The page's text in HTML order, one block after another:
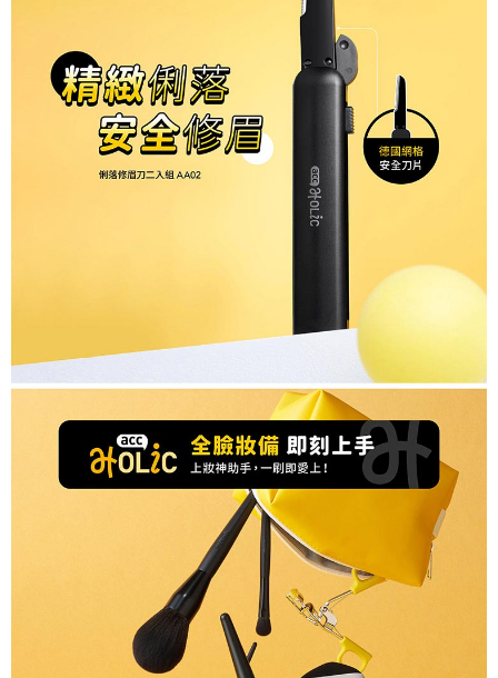
５．嚴禁一人註冊多個帳號或使用他人資訊註冊。若發現惡意使用之情形，
恩沛科技股份有限公司將有權停止該用戶之使用額度並採取法律行動。